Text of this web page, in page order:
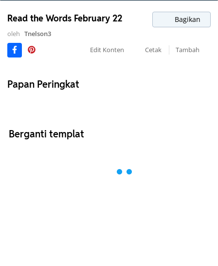
Read the Words February 22 Bagikan
oleh Tnelson3
Edit Konten
Cetak Tambah
Papan Peringkat
Berganti templat